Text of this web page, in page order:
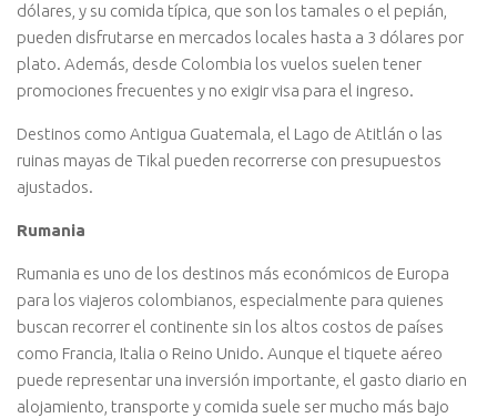
dólares, y su comida típica, que son los tamales o el pepián,
pueden disfrutarse en mercados locales hasta a 3 dólares por
plato. Además, desde Colombia los vuelos suelen tener
promociones frecuentes y no exigir visa para el ingreso.
Destinos como Antigua Guatemala, el Lago de Atitlán o las
ruinas mayas de Tikal pueden recorrerse con presupuestos
ajustados.
Rumania
Rumania es uno de los destinos más económicos de Europa
para los viajeros colombianos, especialmente para quienes
buscan recorrer el continente sin los altos costos de países
como Francia, Italia o Reino Unido. Aunque el tiquete aéreo
puede representar una inversión importante, el gasto diario en
alojamiento, transporte y comida suele ser mucho más bajo